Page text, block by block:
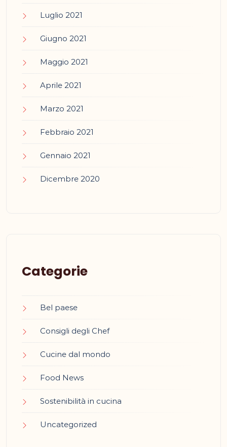
Luglio 2021
Giugno 2021
Maggio 2021
Aprile 2021
Marzo 2021
Febbraio 2021
Gennaio 2021
Dicembre 2020
Categorie
Bel paese
Consigli degli Chef
Cucine dal mondo
Food News
Sostenibilità in cucina
Uncategorized